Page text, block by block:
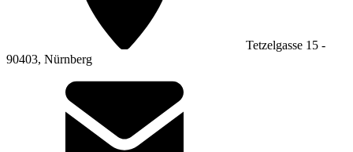
Tetzelgasse 15 -
90403, Nürnberg